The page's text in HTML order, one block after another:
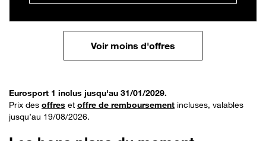
Voir moins d'offres
Eurosport 1 inclus jusqu'au 31/01/2029.
Prix des offres et offre de remboursement incluses, valables
jusqu’au 19/08/2026.